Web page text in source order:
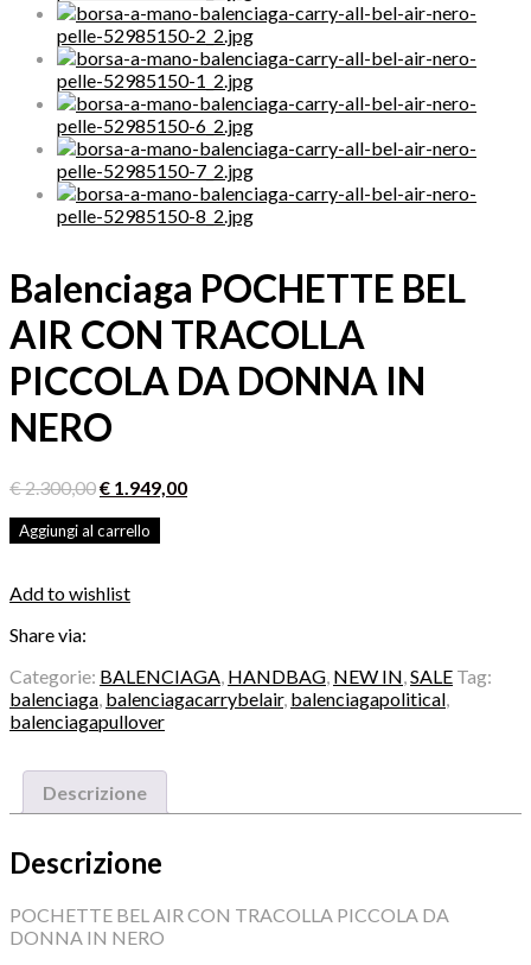
Balenciaga POCHETTE BEL
AIR CON TRACOLLA
PICCOLA DA DONNA IN
NERO
€2.300,00Il
originale
€ 1.949,00Il
Aggiungi al carrello
Add to wishlist
Share via:
Categorie: BALENCIAGA, HANDBAG, NEW IN,SALE Tag:
balenciaga, balenciagacarrybelair, balenciagapolitical,
balenciagapullover
Descrizione
Descrizione
POCHETTE BEL AIR CON TRACOLLA PICCOLA DA
DONNA IN NERO